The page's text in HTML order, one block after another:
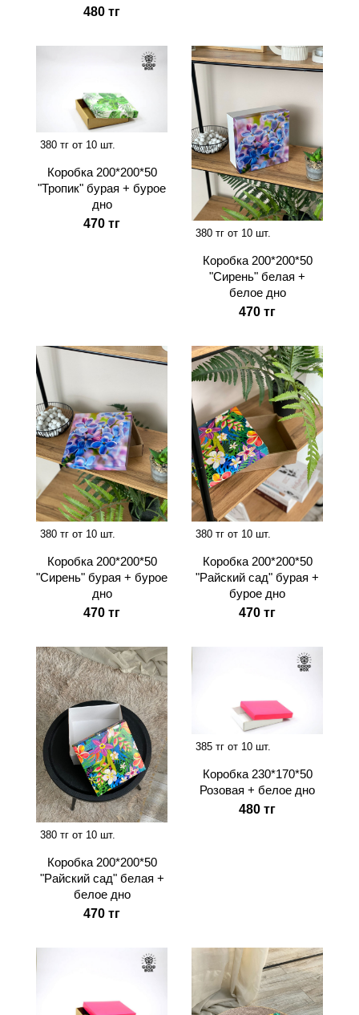
480 тг
380 тг от 10 шт.
Коробка 200*200*50
"Тропик" бурая + бурое
дно
470 тг
380 тг от 10 шт.
Коробка 200*200*50
"Сирень" белая +
белое дно
470 тг
380 тг от 10 шт.
Коробка 200*200*50
"Сирень" бурая + бурое
дно
470 тг
380 тг от 10 шт.
Коробка 200*200*50
"Райский сад" бурая +
бурое дно
470 тг
380 тг от 10 шт.
Коробка 200*200*50
"Райский сад" белая +
белое дно
470 тг
385 тг от 10 шт.
Коробка 230*170*50
Розовая + белое дно
480 тг